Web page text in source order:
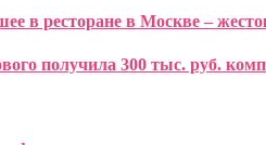
в ресторане в Москве –
получила 300 тыс. руб.